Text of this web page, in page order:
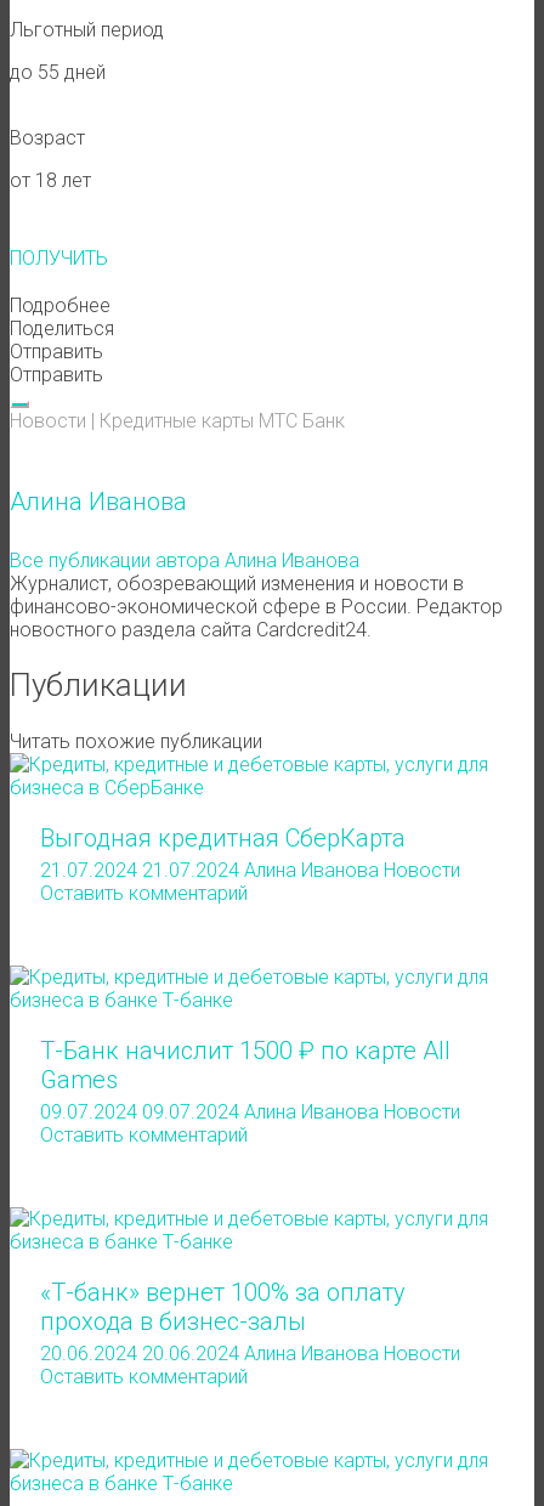
Льготный период
до 55 дней
Возраст
от 18 лет
ПОЛУЧИТЬ
Подробнее
Поделиться
Отправить
Отправить
Новости | Кредитные карты МТС Банк
Алина Иванова
Все публикации автора Алина Иванова
Журналист, обозревающий изменения и новости в
финансово-экономической сфере в России. Редактор
новостного раздела сайта Cardcredit24.
Публикации
Читать похожие публикации
Выгодная кредитная СберКарта
21.07.2024 21.07.2024 Алина Иванова Новости
Оставить комментарий
Т-Банк начислит 1500 ₽ по карте All
Games
09.07.2024 09.07.2024 Алина Иванова Новости
Оставить комментарий
«Т-банк» вернет 100% за оплату
прохода в бизнес-залы
20.06.2024 20.06.2024 Алина Иванова Новости
Оставить комментарий